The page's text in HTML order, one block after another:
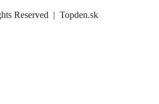
Reserved | Topden.sk